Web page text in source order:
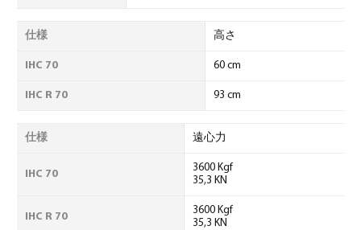
仕様 高さ
IHC 70 60 cm
IHC R 70 93 cm
仕様 遠心力
IHC 70
3600 Kgf
35,3 KN
IHC R 70
3600 Kgf
35,3 KN